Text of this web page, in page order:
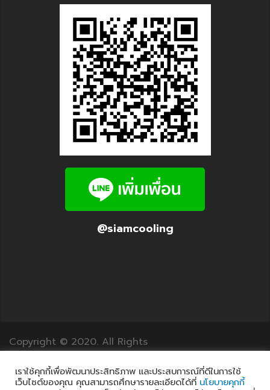
@siamcooling
Copyright © 2020. All Rights
Reserved.12Translation.com
เราใช้คุกกี้เพื่อพัฒนาประสิทธิภาพ และประสบการณ์ที่ดีในการใช้
เว็บไซต์ของคุณ คุณสามารถศึกษารายละเอียดได้ที่ นโยบายคุกกี้